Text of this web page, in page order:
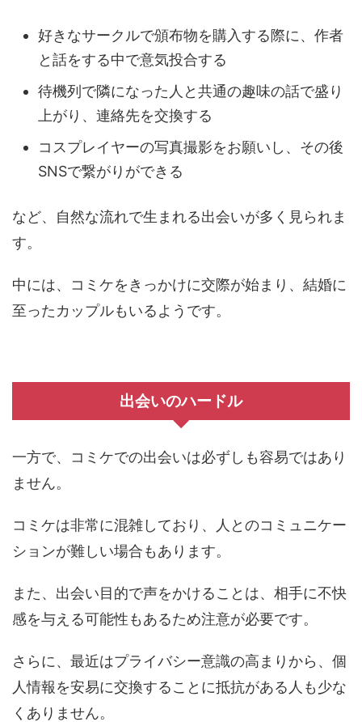
好きなサークルで頒布物を購入する際に、作者
と話をする中で意気投合する
待機列で隣になった人と共通の趣味の話で盛り
上がり、連絡先を交換する
コスプレイヤーの写真撮影をお願いし、その後
SNSで繋がりができる
など、自然な流れで生まれる出会いが多く見られま
す。
中には、コミケをきっかけに交際が始まり、結婚に
至ったカップルもいるようです。
出会いのハードル
一方で、コミケでの出会いは必ずしも容易ではあり
ません。
コミケは非常に混雑しており、人とのコミュニケー
ションが難しい場合もあります。
また、出会い目的で声をかけることは、相手に不快
感を与える可能性もあるため注意が必要です。
さらに、最近はプライバシー意識の高まりから、個
人情報を安易に交換することに抵抗がある人も少な
くありません。